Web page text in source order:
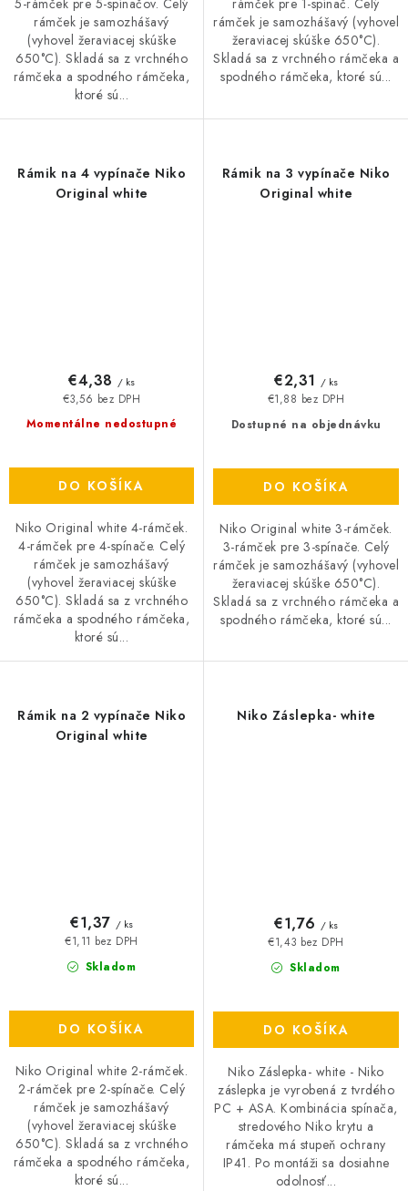
rámček je samozhášavý
(vyhovel žeraviacej skúške
650°C). Skladá sa z vrchného
rámčeka a spodného rámčeka,
ktoré sú...
rámček pre 1-spínač. Celý
rámček je samozhášavý (vyhovel
žeraviacej skúške 650°C).
Skladá sa z vrchného rámčeka a
spodného rámčeka, ktoré sú...
Rámik na 4 vypínače Niko
Original white
Momentálne nedostupné
€3,56 bez DPH
€4,38 / ks
DO KOŠÍKA
Niko Original white 4-rámček.
4-rámček pre 4-spínače. Celý
rámček je samozhášavý
(vyhovel žeraviacej skúške
650°C). Skladá sa z vrchného
rámčeka a spodného rámčeka,
ktoré sú...
Rámik na 3 vypínače Niko
Original white
Dostupné na objednávku
€1,88 bez DPH
€2,31 / ks
DO KOŠÍKA
Niko Original white 3-rámček.
3-rámček pre 3-spínače. Celý
rámček je samozhášavý (vyhovel
žeraviacej skúške 650°C).
Skladá sa z vrchného rámčeka a
spodného rámčeka, ktoré sú...
Rámik na 2 vypínače Niko
Original white
Skladom
€1,11 bez DPH
€1,37 / ks
DO KOŠÍKA
Niko Original white 2-rámček.
2-rámček pre 2-spínače. Celý
rámček je samozhášavý
(vyhovel žeraviacej skúške
650°C). Skladá sa z vrchného
rámčeka a spodného rámčeka,
ktoré sú...
Niko Záslepka- white
Skladom
€1,43 bez DPH
€1,76 / ks
DO KOŠÍKA
Niko Záslepka- white - Niko
záslepka je vyrobená z tvrdého
PC + ASA. Kombinácia spínača,
stredového Niko krytu a
rámčeka má stupeň ochrany
IP41. Po montáži sa dosiahne
odolnosť...